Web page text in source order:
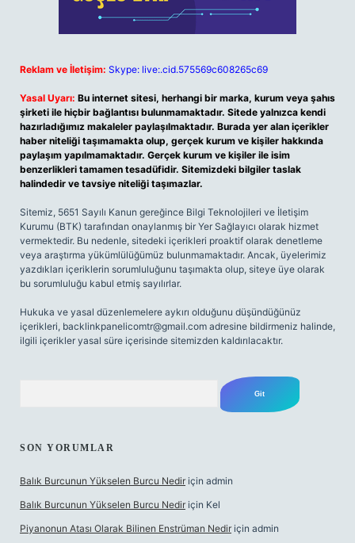
Reklam ve İletişim: Skype: live:.cid.575569c608265c69
Yasal Uyarı: Bu internet sitesi, herhangi bir marka, kurum veya şahıs
şirketi ile hiçbir bağlantısı bulunmamaktadır. Sitede yalnızca kendi
hazırladığımız makaleler paylaşılmaktadır. Burada yer alan içerikler
haber niteliği taşımamakta olup, gerçek kurum ve kişiler hakkında
paylaşım yapılmamaktadır. Gerçek kurum ve kişiler ile isim
benzerlikleri tamamen tesadüfidir. Sitemizdeki bilgiler taslak
halindedir ve tavsiye niteliği taşımazlar.
Sitemiz, 5651 Sayılı Kanun gereğince Bilgi Teknolojileri ve İletişim
Kurumu (BTK) tarafından onaylanmış bir Yer Sağlayıcı olarak hizmet
vermektedir. Bu nedenle, sitedeki içerikleri proaktif olarak denetleme
veya araştırma yükümlülüğümüz bulunmamaktadır. Ancak, üyelerimiz
yazdıkları içeriklerin sorumluluğunu taşımakta olup, siteye üye olarak
bu sorumluluğu kabul etmiş sayılırlar.
Hukuka ve yasal düzenlemelere aykırı olduğunu düşündüğünüz
içerikleri, backlinkpanelicomtr@gmail.com adresine bildirmeniz halinde,
ilgili içerikler yasal süre içerisinde sitemizden kaldırılacaktır.
SON YORUMLAR
Balık Burcunun Yükselen Burcu Nedir için admin
Balık Burcunun Yükselen Burcu Nedir için Kel
Piyanonun Atası Olarak Bilinen Enstrüman Nedir için admin